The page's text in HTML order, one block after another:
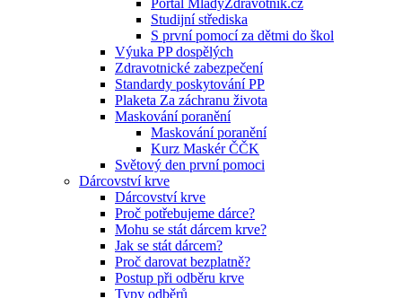
Portál MladyZdravotnik.cz
Studijní střediska
S první pomocí za dětmi do škol
Výuka PP dospělých
Zdravotnické zabezpečení
Standardy poskytování PP
Plaketa Za záchranu života
Maskování poranění
Maskování poranění
Kurz Maskér ČČK
Světový den první pomoci
Dárcovství krve
Dárcovství krve
Proč potřebujeme dárce?
Mohu se stát dárcem krve?
Jak se stát dárcem?
Proč darovat bezplatně?
Postup při odběru krve
Typy odběrů